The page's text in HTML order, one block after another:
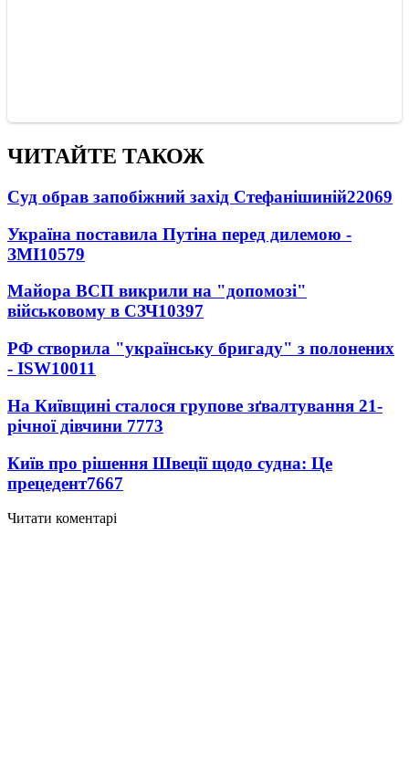
ЧИТАЙТЕ ТАКОЖ
Суд обрав запобіжний захід Стефанішиній22069
Україна поставила Путіна перед дилемою -
ЗМІ10579
Майора ВСП викрили на "допомозі"
військовому в СЗЧ10397
РФ створила "українську бригаду" з полонених
- ISW10011
На Київщині сталося групове зґвалтування 21-
річної дівчини 7773
Київ про рішення Швеції щодо судна: Це
прецедент7667
Читати коментарі